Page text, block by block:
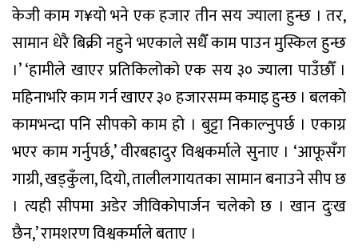
केजी काम ग¥यो भने एक हजार तीन सय ज्याला हुन्छ । तर,
सामान धेरै बिक्री नहुने भएकाले सधैँ काम पाउन मुस्किल हुन्छ
।’ ‘हामीले खाएर प्रतिकिलोको एक सय ३० ज्याला पाउँछौँ ।
महिनाभरि काम गर्न खाएर ३० हजारसम्म कमाइ हुन्छ । बलको
कामभन्दा पनि सीपको काम हो । बुट्टा निकाल्नुपर्छ । एकाग्र
भएर काम गर्नुपर्छ,’ वीरबहादुर विश्वकर्माले सुनाए । ‘आफूसँग
गाग्री, खड्कुँला, दियो, तालीलगायतका सामान बनाउने सीप छ
। त्यही सीपमा अडेर जीविकोपार्जन चलेको छ । खान दुःख
छैन,’ रामशरण विश्वकर्माले बताए ।